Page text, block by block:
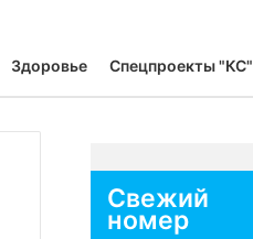
Здоровье Спецпроекты "КС"
Свежий
номер